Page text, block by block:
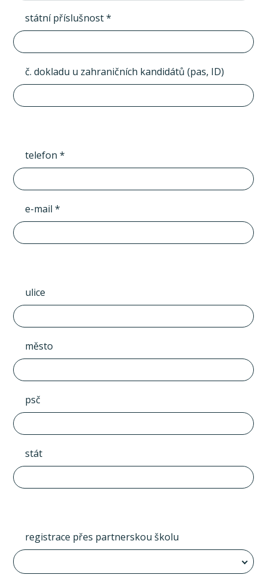
státní příslušnost *
č. dokladu u zahraničních kandidátů (pas, ID)
telefon *
e-mail *
ulice
město
psč
stát
registrace přes partnerskou školu